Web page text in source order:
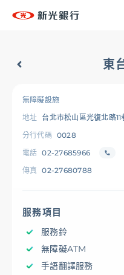
台新新光集團
OMNI-U
信用卡
貸款
存匯
東
無障礙設施
地址 台北市松山區光復北路11
分行代碼 0028
電話 02-27685966
傳真 02-27680788
服務項目
服務鈴
無障礙ATM
手語翻譯服務